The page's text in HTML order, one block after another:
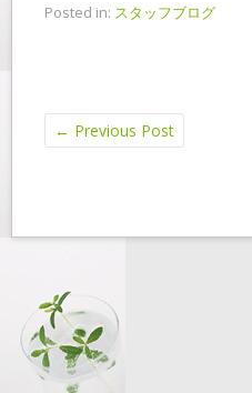
Posted in: スタッフブログ
← Previous Post